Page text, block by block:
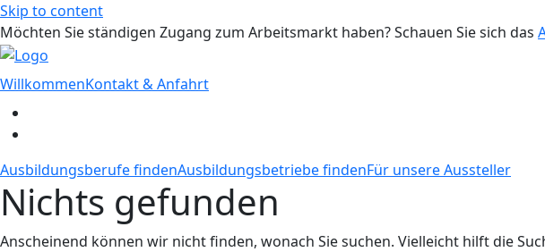
Skip to content
Möchten Sie ständigen Zugang zum Arbeitsmarkt haben? Schauen Sie sich das
WillkommenKontakt & Anfahrt
Ausbildungsberufe findenAusbildungsbetriebe findenFür unsere Aussteller
Nichts gefunden
Anscheinend können wir nicht finden, wonach Sie suchen. Vielleicht hilft die